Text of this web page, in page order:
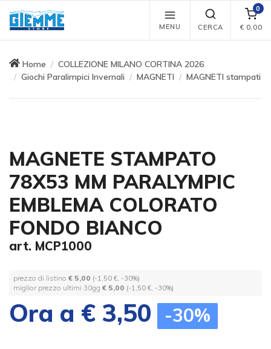
MENU CERCA
0
€ 0,00
Home
COLLEZIONE MILANO CORTINA 2026
Giochi Paralimpici Invernali
MAGNETI MAGNETI stampati
MAGNETE STAMPATO
78X53 MM PARALYMPIC
EMBLEMA COLORATO
FONDO BIANCO
art. MCP1000
prezzo di listino € 5,00 (-1,50 €, -30%)
miglior prezzo ultimi 30gg € 5,00 (-1,50 €, -30%)
Ora a € 3,50 -30%